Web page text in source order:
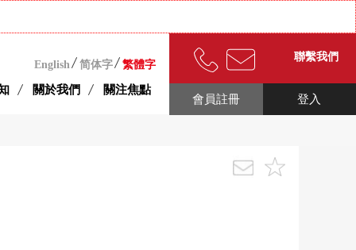
English 简体字 繁體字
關於我們 關注焦點
聯繫我們
登入
會員註冊